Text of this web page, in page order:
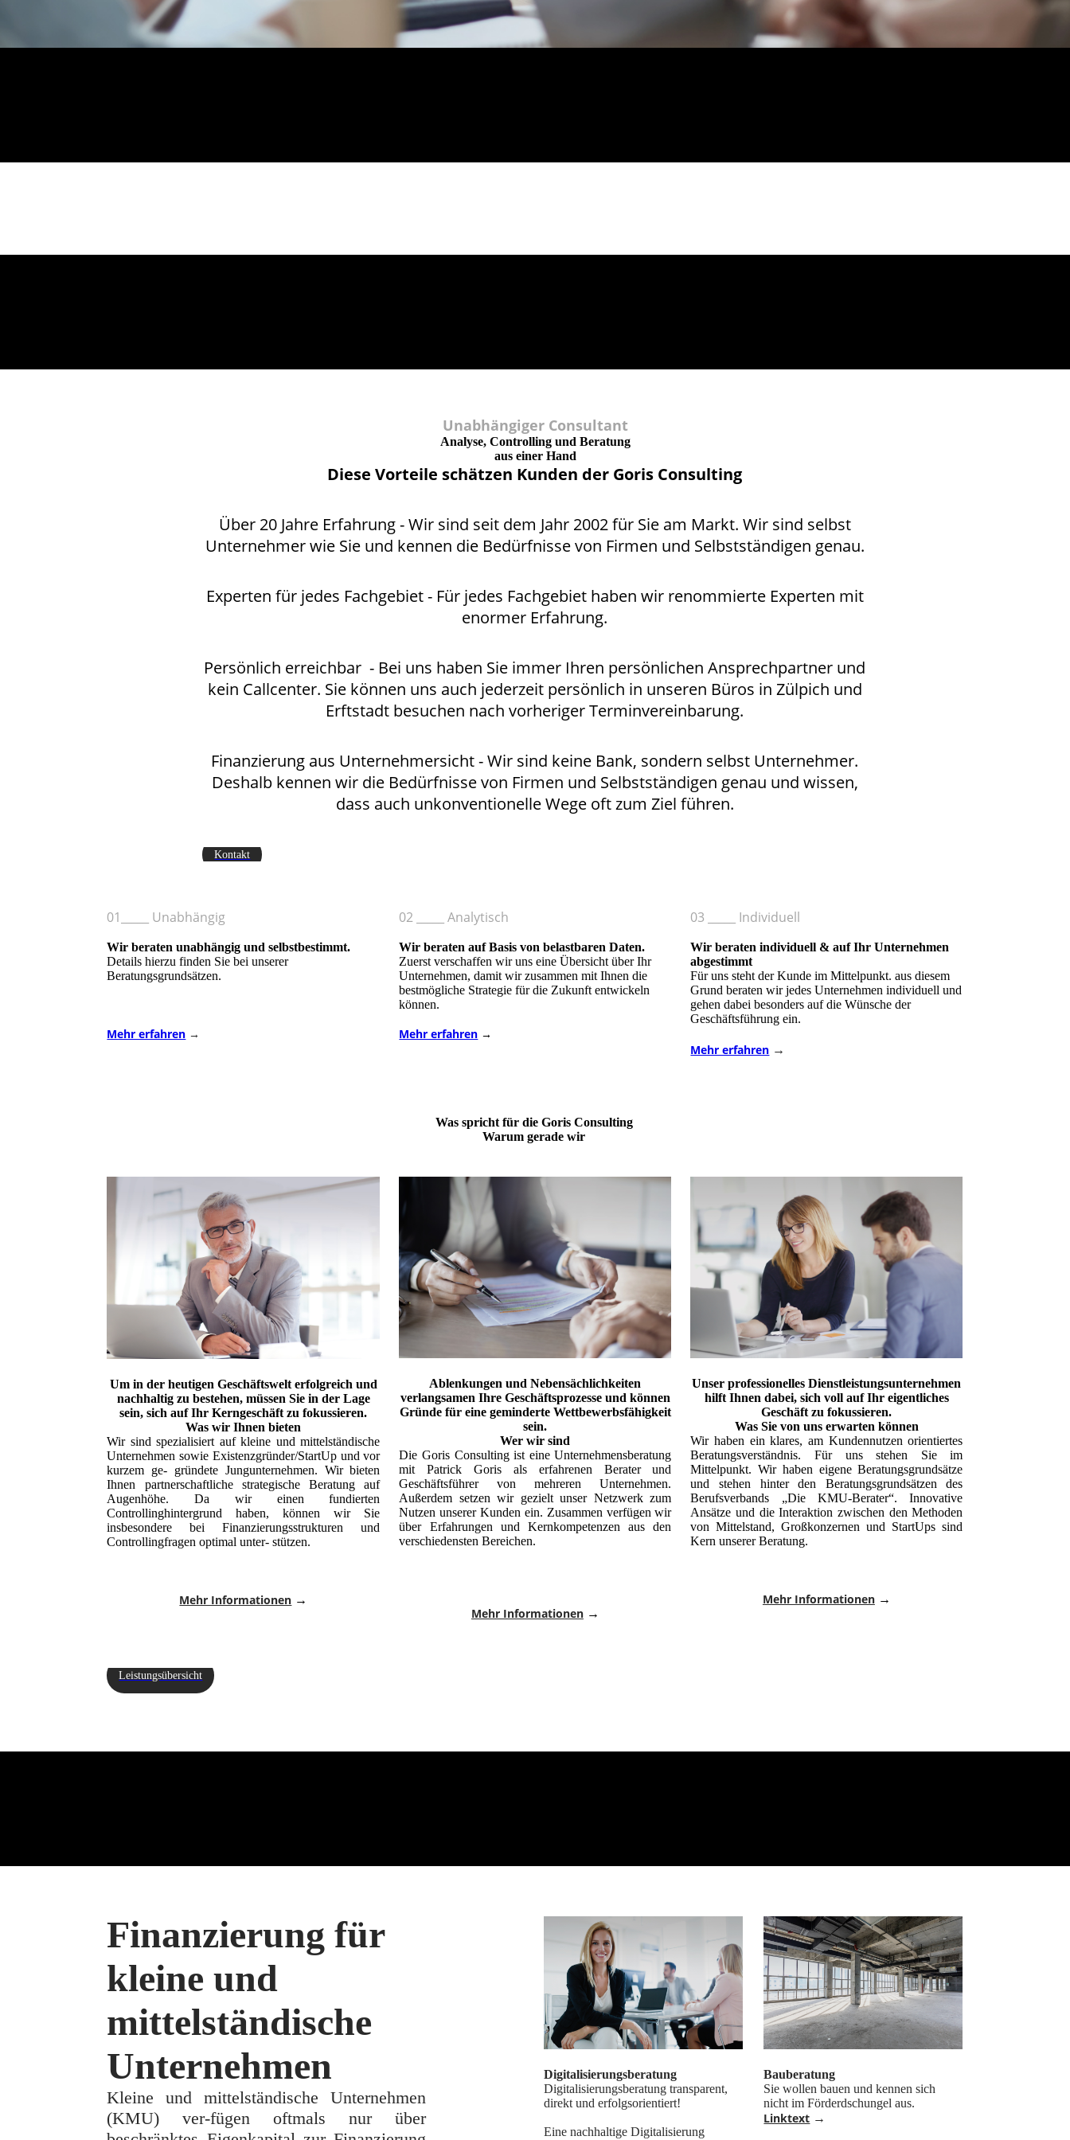
Unabhängiger Consultant
Analyse, Controlling und Beratung
aus einer Hand
Diese Vorteile schätzen Kunden der Goris Consulting
Über 20 Jahre Erfahrung - Wir sind seit dem Jahr 2002 für Sie am Markt. Wir sind selbst
Unternehmer wie Sie und kennen die Bedürfnisse von Firmen und Selbstständigen genau.
Experten für jedes Fachgebiet - Für jedes Fachgebiet haben wir renommierte Experten mit
enormer Erfahrung.
Persönlich erreichbar - Bei uns haben Sie immer Ihren persönlichen Ansprechpartner und
kein Callcenter. Sie können uns auch jederzeit persönlich in unseren Büros in Zülpich und
Erftstadt besuchen nach vorheriger Terminvereinbarung.
Finanzierung aus Unternehmersicht - Wir sind keine Bank, sondern selbst Unternehmer.
Deshalb kennen wir die Bedürfnisse von Firmen und Selbstständigen genau und wissen,
dass auch unkonventionelle Wege oft zum Ziel führen.
Kontakt
01_____ Unabhängig
Wir beraten unabhängig und selbstbestimmt.
Details hierzu finden Sie bei unserer
Beratungsgrundsätzen.
Mehr erfahren →
02 _____ Analytisch
Wir beraten auf Basis von belastbaren Daten.
Zuerst verschaffen wir uns eine Übersicht über Ihr
Unternehmen, damit wir zusammen mit Ihnen die
bestmögliche Strategie für die Zukunft entwickeln
können.
Mehr erfahren →
03 _____ Individuell
Wir beraten individuell & auf Ihr Unternehmen
abgestimmt
Für uns steht der Kunde im Mittelpunkt. aus diesem
Grund beraten wir jedes Unternehmen individuell und
gehen dabei besonders auf die Wünsche der
Geschäftsführung ein.
Mehr erfahren →
Was spricht für die Goris Consulting
Warum gerade wir
Um in der heutigen Geschäftswelt erfolgreich und
nachhaltig zu bestehen, müssen Sie in der Lage
sein, sich auf Ihr Kerngeschäft zu fokussieren.
Was wir Ihnen bieten
Wir sind spezialisiert auf kleine und mittelständische
Unternehmen sowie Existenzgründer/StartUp und vor
kurzem ge- gründete Jungunternehmen. Wir bieten
Ihnen partnerschaftliche strategische Beratung auf
Augenhöhe. Da wir einen fundierten
Controllinghintergrund haben, können wir Sie
insbesondere bei Finanzierungsstrukturen und
Controllingfragen optimal unter- stützen.
Mehr Informationen →
Ablenkungen und Nebensächlichkeiten
verlangsamen Ihre Geschäftsprozesse und können
Gründe für eine geminderte Wettbewerbsfähigkeit
sein.
Wer wir sind
Die Goris Consulting ist eine Unternehmensberatung
mit Patrick Goris als erfahrenen Berater und
Geschäftsführer von mehreren Unternehmen.
Außerdem setzen wir gezielt unser Netzwerk zum
Nutzen unserer Kunden ein. Zusammen verfügen wir
über Erfahrungen und Kernkompetenzen aus den
verschiedensten Bereichen.
Mehr Informationen →
Unser professionelles Dienstleistungsunternehmen
hilft Ihnen dabei, sich voll auf Ihr eigentliches
Geschäft zu fokussieren.
Was Sie von uns erwarten können
Wir haben ein klares, am Kundennutzen orientiertes
Beratungsverständnis. Für uns stehen Sie im
Mittelpunkt. Wir haben eigene Beratungsgrundsätze
und stehen hinter den Beratungsgrundsätzen des
Berufsverbands „Die KMU-Berater“. Innovative
Ansätze und die Interaktion zwischen den Methoden
von Mittelstand, Großkonzernen und StartUps sind
Kern unserer Beratung.
Mehr Informationen →
Leistungsübersicht
Finanzierung für
kleine und
mittelständische
Unternehmen
Kleine und mittelständische Unternehmen
(KMU) ver-fügen oftmals nur über
Digitalisierungsberatung
Digitalisierungsberatung transparent,
direkt und erfolgsorientiert!
Eine nachhaltige Digitalisierung
Bauberatung
Sie wollen bauen und kennen sich
nicht im Förderdschungel aus.
Linktext →